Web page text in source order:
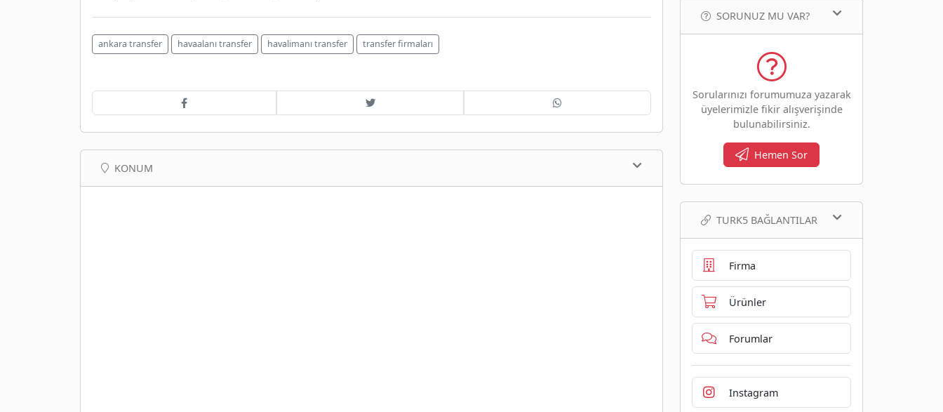
ankara transfer havaalanı transfer havalimanı transfer transfer firmaları
KONUM
SORUNUZ MU VAR?
Sorularınızı forumumuza yazarak
üyelerimizle fikir alışverişinde
bulunabilirsiniz.
Hemen Sor
TURK5 BAĞLANTILAR
Firma
Ürünler
Forumlar
Instagram